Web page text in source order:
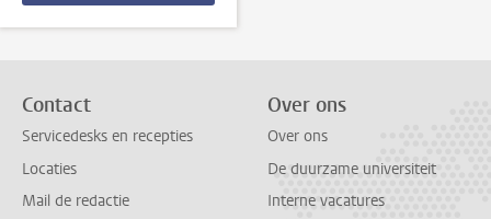
Contact
Servicedesks en recepties
Locaties
Mail de redactie
Over ons
Over ons
De duurzame universiteit
Interne vacatures